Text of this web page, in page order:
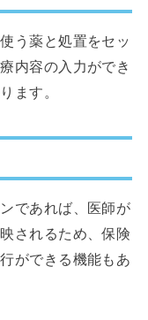
う薬と処置をセッ
内容の入力ができ
ます。
であれば、医師が
されるため、保険
ができる機能もあ